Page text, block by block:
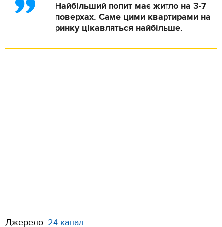
Найбільший попит має житло на 3-7
поверхах. Саме цими квартирами на
ринку цікавляться найбільше.
Джерело: 24 канал